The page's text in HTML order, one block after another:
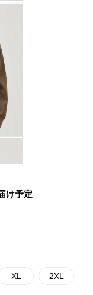
け予定
XL 2XL